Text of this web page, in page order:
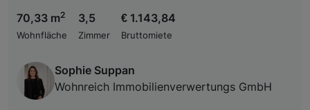
70,33 m2
Wohnfläche
3,5
Zimmer
€ 1.143,84
Bruttomiete
Sophie Suppan
Wohnreich Immobilienverwertungs GmbH